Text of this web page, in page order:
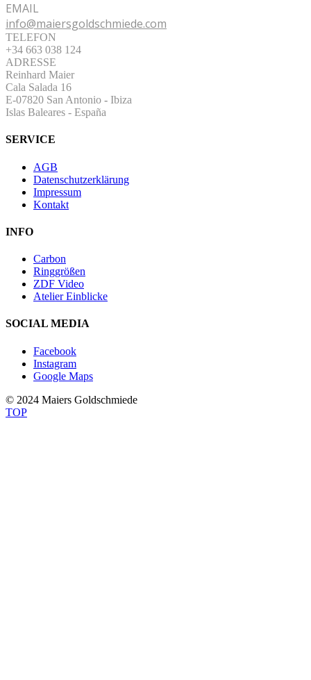
EMAIL
info@maiersgoldschmiede.com
TELEFON
+34 663 038 124
ADRESSE
Reinhard Maier
Cala Salada 16
E-07820 San Antonio - Ibiza
Islas Baleares - España
SERVICE
AGB
Datenschutzerklärung
Impressum
Kontakt
INFO
Carbon
Ringgrößen
ZDF Video
Atelier Einblicke
SOCIAL MEDIA
Facebook
Instagram
Google Maps
© 2024 Maiers Goldschmiede
TOP